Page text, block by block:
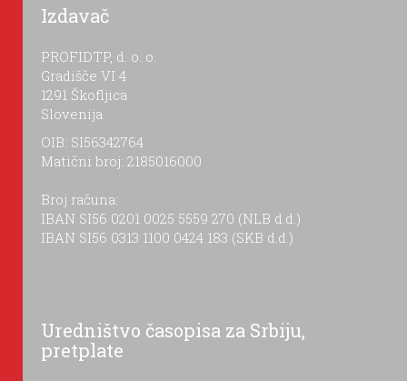
Izdavač
PROFIDTP, d. o. o.
Gradišče VI 4
1291 Škofljica
Slovenija
OIB: SI56342764
Matični broj: 2185016000
Broj računa:
IBAN SI56 0201 0025 5559 270 (NLB d.d.)
IBAN SI56 0313 1100 0424 183 (SKB d.d.)
Uredništvo časopisa za Srbiju,
pretplate